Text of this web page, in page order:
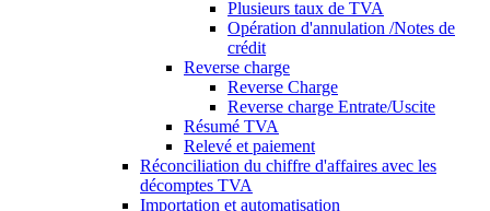
Plusieurs taux de TVA
Opération d'annulation /Notes de
crédit
Reverse charge
Reverse Charge
Reverse charge Entrate/Uscite
Résumé TVA
Relevé et paiement
Réconciliation du chiffre d'affaires avec les
décomptes TVA
Importation et automatisation